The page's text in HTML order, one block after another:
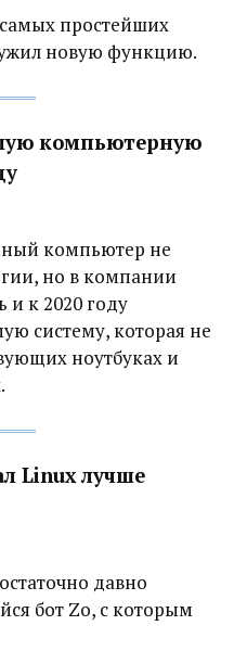
простейших
новую функцию.
компьютерную
компьютер не
но в компании
к 2020 году
систему, которая не
ноутбуках и
Linux лучше
давно
бот Zo, с которым